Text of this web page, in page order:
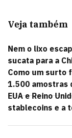
Veja também
Nem o lixo
sucata para a
Como um surto
1.500 amostras
EUA e Reino
stablecoins e a